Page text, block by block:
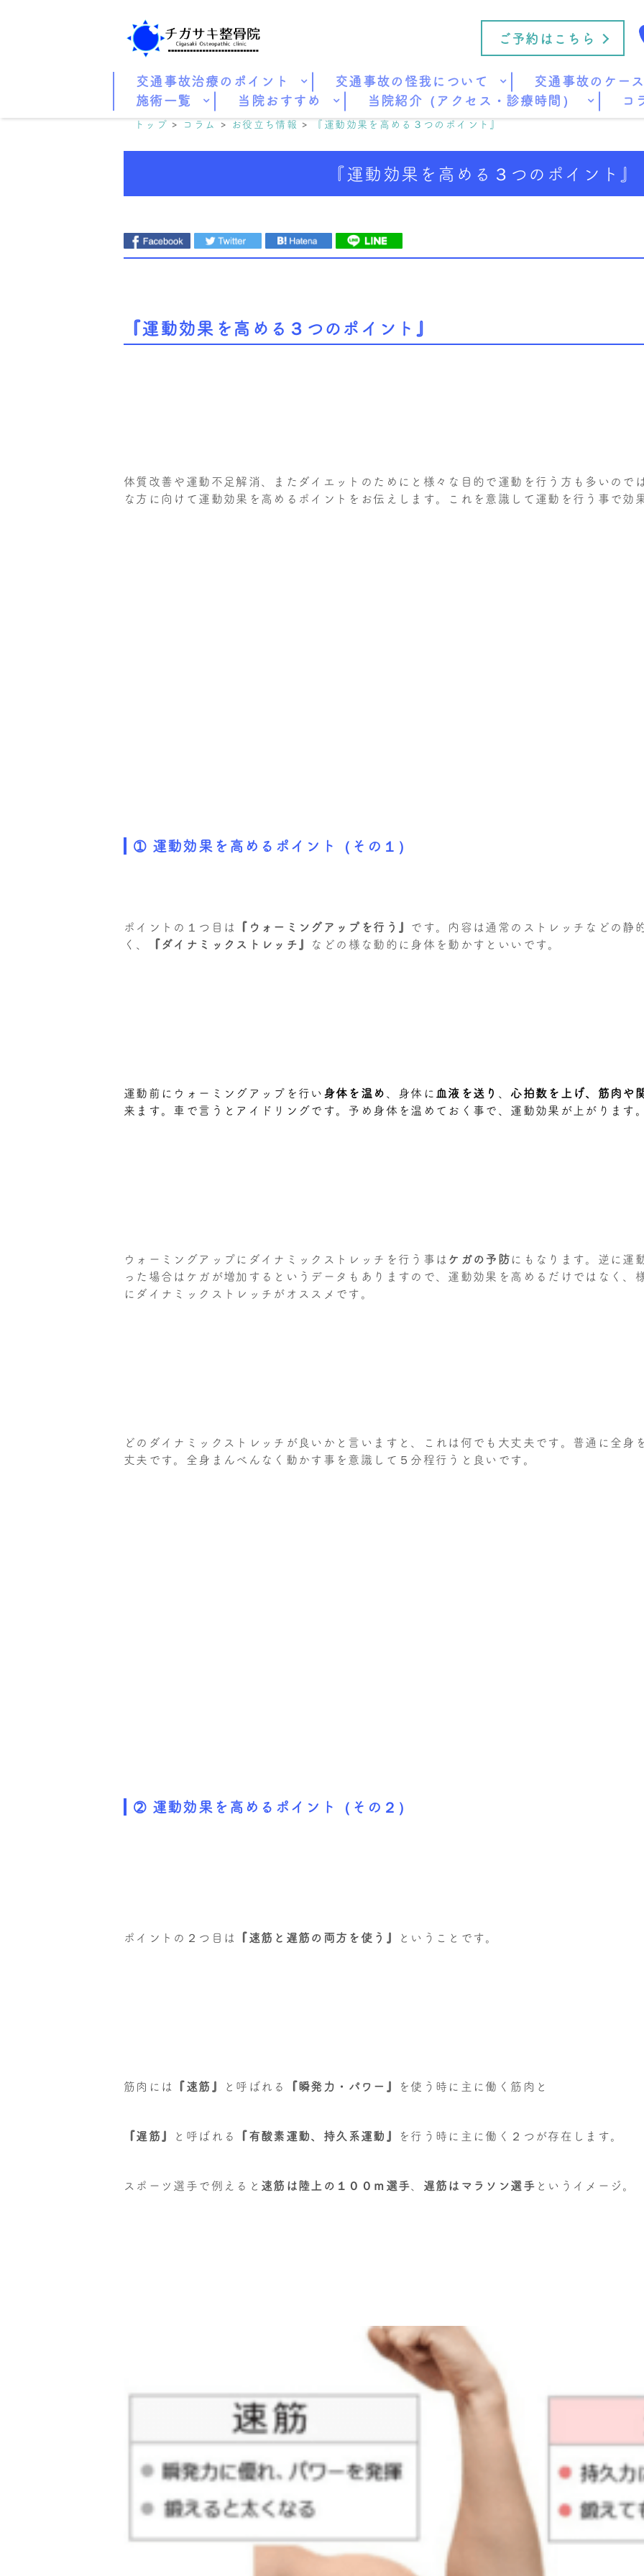
ご予約はこちら
交通事故治療のポイント 交通事故の怪我について 交通事故のケース
施術一覧
当院おすすめ 当院紹介（アクセス・診療時間） コ
トップ コラム お役立ち情報 『運動効果を高める３つのポイント』
『運動効果を高める３つのポイント』
『運動効果を高める３つのポイント』
体質改善や運動不足解消、またダイエットのためにと様々な目的で運動を行う方も多いので
な方に向けて運動効果を高めるポイントをお伝えします。これを意識して運動を行う事で効
➀ 運動効果を高めるポイント（その１）
ポイントの１つ目は 『ウォーミングアップを行う』 です。内容は通常のストレッチなどの静
く、
『ダイナミックストレッチ』 などの様な動的に身体を動かすといいです。
運動前にウォーミングアップを行い身体を温め、身体に 血液を送り 、 心拍数を上げ、筋肉や
来ます。車で言うとアイドリングです。予め身体を温めておく事で、運動効果が上がります。
ウォーミングアップにダイナミックストレッチを行う事は ケガの予防にもなります。逆に運
った場合はケガが増加するというデータもありますので、運動効果を高めるだけではなく、
にダイナミックストレッチがオススメです。
どのダイナミックストレッチが良いかと言いますと、これは何でも大丈夫です。普通に全身
丈夫です。全身まんべんなく動かす事を意識して５分程行うと良いです。
➁ 運動効果を高めるポイント（その２）
ポイントの２つ目は 『速筋と遅筋の両方を使う 』 ということです。
筋肉には 『速筋』 と呼ばれる 『瞬発力・パワー』 を使う時に主に働く筋肉と
『遅筋』 と呼ばれる 『有酸素運動、持久系運動』 を行う時に主に働く２つが存在します。
スポーツ選手で例えると 速筋は陸上の１００ｍ選手、 遅筋はマラソン選手 というイメージ。